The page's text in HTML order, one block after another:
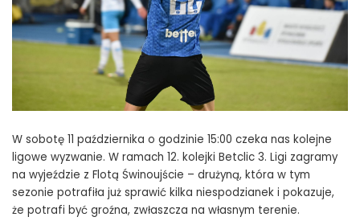
W sobotę 11 października o godzinie 15:00 czeka nas kolejne
ligowe wyzwanie. W ramach 12. kolejki Betclic 3. Ligi zagramy
na wyjeździe z Flotą Świnoujście – drużyną, która w tym
sezonie potrafiła już sprawić kilka niespodzianek i pokazuje,
że potrafi być groźna, zwłaszcza na własnym terenie.